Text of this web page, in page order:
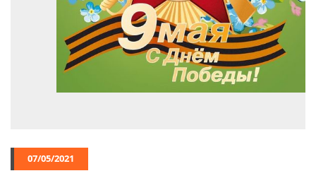
Электроды и проволока
07/05/2021